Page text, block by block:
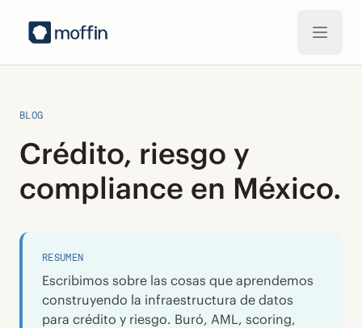
BLOG
Crédito, riesgo y
compliance en México.
RESUMEN
Escribimos sobre las cosas que aprendemos
construyendo la infraestructura de datos
para crédito y riesgo. Buró, AML, scoring,